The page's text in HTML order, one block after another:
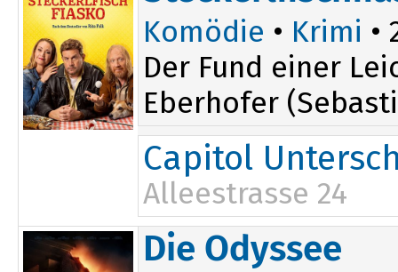
Komödie • Krimi •
Der Fund einer
Eberhofer
Capitol
Alleestrasse 24
16:00
18:00
20:15
Die Odyssee